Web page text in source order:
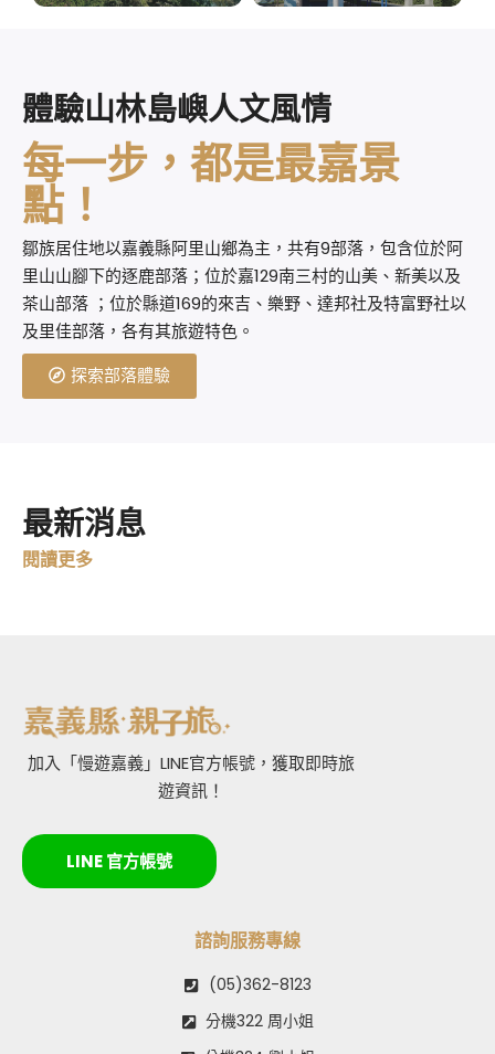
體驗山林島嶼人文風情
每一步，都是最嘉景
點！
鄒族居住地以嘉義縣阿里山鄉為主，共有9部落，包含位於阿
里山山腳下的逐鹿部落；位於嘉129南三村的山美、新美以及
茶山部落 ；位於縣道169的來吉、樂野、達邦社及特富野社以
及里佳部落，各有其旅遊特色。
探索部落體驗
最新消息
閱讀更多
加入「慢遊嘉義」LINE官方帳號，獲取即時旅
遊資訊！
LINE 官方帳號
諮詢服務專線
(05)362-8123
分機322 周小姐